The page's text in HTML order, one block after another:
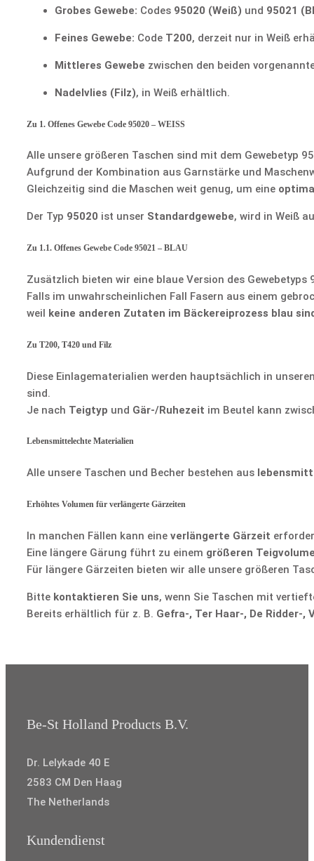
Grobes Gewebe: Codes 95020 (Weiß) und 95021
Feines Gewebe: Code T200, derzeit nur in Weiß
Mittleres Gewebe zwischen den beiden
Nadelvlies (Filz), in Weiß erhältlich.
Zu 1. Offenes Gewebe Code 95020 – WEISS
Alle unsere größeren Taschen sind mit dem Gewebetyp
Aufgrund der Kombination aus Garnstärke und
Gleichzeitig sind die Maschen weit genug, um eine
Der Typ 95020 ist unser Standardgewebe, wird in Weiß
Zu 1.1. Offenes Gewebe Code 95021 – BLAU
Zusätzlich bieten wir eine blaue Version des Gewebetyps
Falls im unwahrscheinlichen Fall Fasern aus einem
weil keine anderen Zutaten im Bäckereiprozess blau
Zu T200, T420 und Filz
Diese Einlagematerialien werden hauptsächlich in
sind.
Je nach Teigtyp und Gär-/Ruhezeit im Beutel kann
Lebensmittelechte Materialien
Alle unsere Taschen und Becher bestehen aus
Erhöhtes Volumen für verlängerte Gärzeiten
In manchen Fällen kann eine verlängerte Gärzeit
Eine längere Gärung führt zu einem größeren
Für längere Gärzeiten bieten wir alle unsere größeren
Bitte kontaktieren Sie uns, wenn Sie Taschen mit
Bereits erhältlich für z. B. Gefra-, Ter Haar-, De Ridder-,
Be-St Holland Products B.V.
Dr. Lelykade 40 E
2583 CM Den Haag
The Netherlands
Kundendienst